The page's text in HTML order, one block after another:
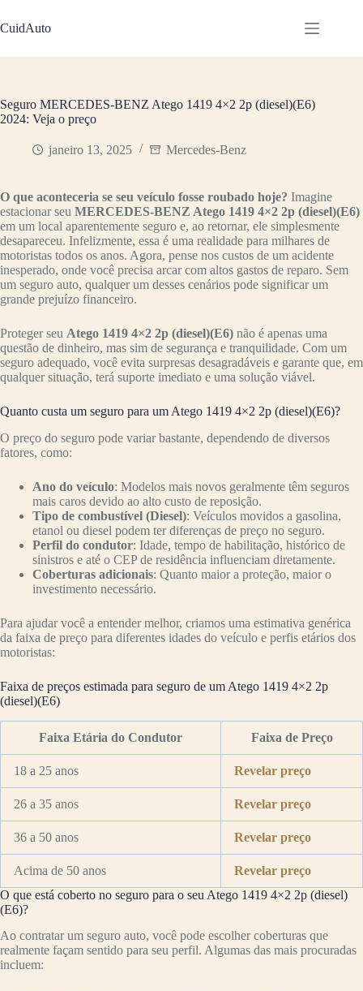
para
o
CuidAuto
Seguro MERCEDES-BENZ Atego 1419 4×2 2p (diesel)(E6)
2024: Veja o preço
janeiro 13, 2025 Mercedes-Benz
O que aconteceria se seu veículo fosse roubado hoje? Imagine
estacionar seu MERCEDES-BENZ Atego 1419 4×2 2p (diesel)(E6)
em um local aparentemente seguro e, ao retornar, ele simplesmente
desapareceu. Infelizmente, essa é uma realidade para milhares de
motoristas todos os anos. Agora, pense nos custos de um acidente
inesperado, onde você precisa arcar com altos gastos de reparo. Sem
um seguro auto, qualquer um desses cenários pode significar um
grande prejuízo financeiro.
Proteger seu Atego 1419 4×2 2p (diesel)(E6) não é apenas uma
questão de dinheiro, mas sim de segurança e tranquilidade. Com um
seguro adequado, você evita surpresas desagradáveis e garante que, em
qualquer situação, terá suporte imediato e uma solução viável.
Quanto custa um seguro para um Atego 1419 4×2 2p (diesel)(E6)?
O preço do seguro pode variar bastante, dependendo de diversos
fatores, como:
Ano do veículo: Modelos mais novos geralmente têm seguros
mais caros devido ao alto custo de reposição.
Tipo de combustível (Diesel): Veículos movidos a gasolina,
etanol ou diesel podem ter diferenças de preço no seguro.
Perfil do condutor: Idade, tempo de habilitação, histórico de
sinistros e até o CEP de residência influenciam diretamente.
Coberturas adicionais: Quanto maior a proteção, maior o
investimento necessário.
Para ajudar você a entender melhor, criamos uma estimativa genérica
da faixa de preço para diferentes idades do veículo e perfis etários dos
motoristas:
Faixa de preços estimada para seguro de um Atego 1419 4×2 2p
(diesel)(E6)
Faixa Etária do Condutor Faixa de Preço
18 a 25 anos Revelar preço
26 a 35 anos Revelar preço
36 a 50 anos Revelar preço
Acima de 50 anos
Revelar preço
O que está coberto no seguro para o seu Atego 1419 4×2 2p (diesel)
(E6)?
Ao contratar um seguro auto, você pode escolher coberturas que
realmente façam sentido para seu perfil. Algumas das mais procuradas
incluem: